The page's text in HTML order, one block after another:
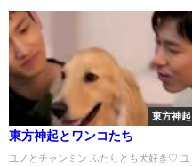
東方神起
東方神起とワンコたち
ユノとチャンミン ふたりとも犬好き♡ ユ